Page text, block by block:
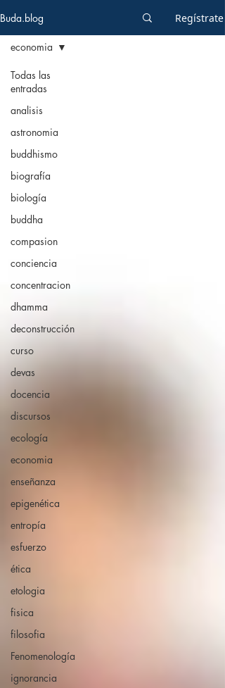
Buda.blog Regístrate
Todas las
entradas
analisis
astronomia
buddhismo
biografía
biología
buddha
compasion
conciencia
concentracion
dhamma
deconstrucción
curso
devas
docencia
discursos
ecología
economia
enseñanza
epigenética
entropía
esfuerzo
ética
etologia
fisica
filosofia
Fenomenología
ignorancia
economia